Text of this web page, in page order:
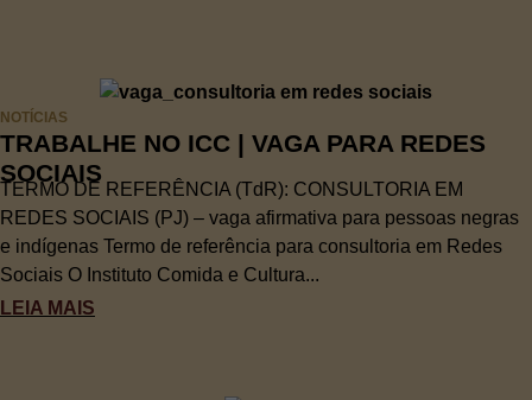
NOTÍCIAS
TRABALHE NO ICC | VAGA PARA REDES
SOCIAIS
TERMO DE REFERÊNCIA (TdR): CONSULTORIA EM
REDES SOCIAIS (PJ) – vaga afirmativa para pessoas negras
e indígenas Termo de referência para consultoria em Redes
Sociais O Instituto Comida e Cultura...
LEIA MAIS